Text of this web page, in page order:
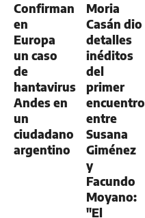
Confirman
en
Europa
un caso
de
hantavirus
Andes en
un
ciudadano
argentino
Moria
Casán dio
detalles
inéditos
del
primer
encuentro
entre
Susana
Giménez
y
Facundo
Moyano:
"El